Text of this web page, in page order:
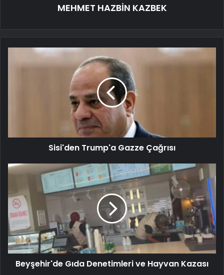
MEHMET HAZBİN KAZBEK
Sisi'den Trump'a Gazze Çağrısı
Beyşehir'de Gıda Denetimleri ve Hayvan Kazası